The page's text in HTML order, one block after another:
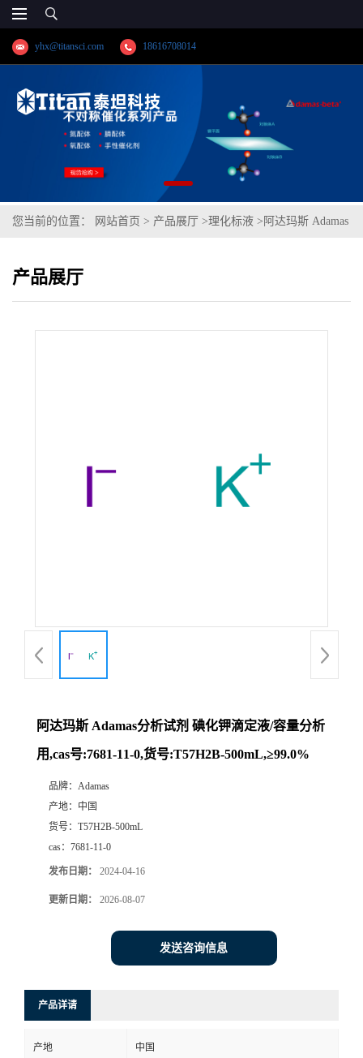
yhx@titansci.com 18616708014
您当前的位置： 网站首页 > 产品展厅 >理化标液 > 阿达玛斯 Adamas
500mL,≥99.0%
产品展厅
阿达玛斯 Adamas分析试剂 碘化钾滴定液/容量分析
用,cas号:7681-11-0,货号:T57H2B-500mL,≥99.0%
品牌： Adamas
产地： 中国
货号： T57H2B-500mL
cas： 7681-11-0
发布日期： 2024-04-16
更新日期： 2026-08-07
发送咨询信息
产品详请
产地 中国